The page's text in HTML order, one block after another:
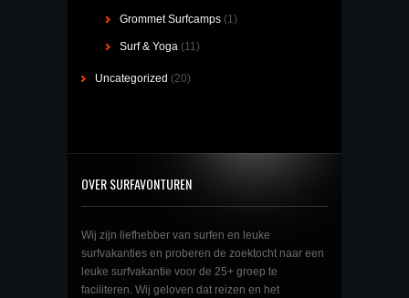
Grommet Surfcamps (1)
Surf & Yoga (11)
Uncategorized (20)
OVER SURFAVONTUREN
Wij zijn liefhebber van surfen en leuke
surfvakanties en proberen de zoektocht naar een
leuke surfvakantie voor de 25+ groep te
faciliteren. Wij geloven dat reizen en het